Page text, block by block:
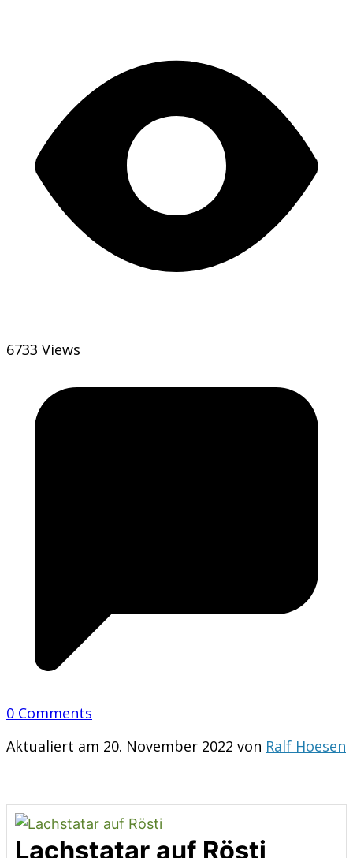
6733 Views
0 Comments
Aktualiert am 20. November 2022 von Ralf Hoesen
Lachstatar auf Rösti